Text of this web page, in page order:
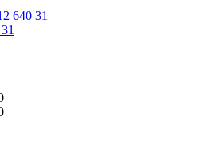
640 31